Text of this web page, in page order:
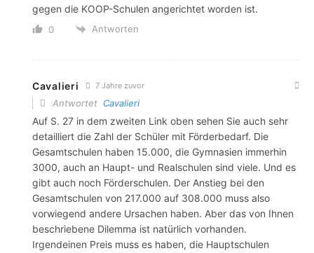
gegen die KOOP-Schulen angerichtet worden ist.
0 Antworten
Cavalieri 7 Jahre zuvor
Antwortet Cavalieri
Auf S. 27 in dem zweiten Link oben sehen Sie auch sehr
detailliert die Zahl der Schüler mit Förderbedarf. Die
Gesamtschulen haben 15.000, die Gymnasien immerhin
3000, auch an Haupt- und Realschulen sind viele. Und es
gibt auch noch Förderschulen. Der Anstieg bei den
Gesamtschulen von 217.000 auf 308.000 muss also
vorwiegend andere Ursachen haben. Aber das von Ihnen
beschriebene Dilemma ist natürlich vorhanden.
Irgendeinen Preis muss es haben, die Hauptschulen